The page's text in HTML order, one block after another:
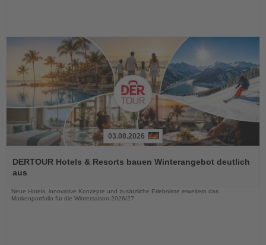
Sie
die
03.08.2026
DERTOUR Hotels & Resorts bauen Winterangebot deutlich
aus
Neue Hotels, innovative Konzepte und zusätzliche Erlebnisse erweitern das
Markenportfolio für die Wintersaison 2026/27